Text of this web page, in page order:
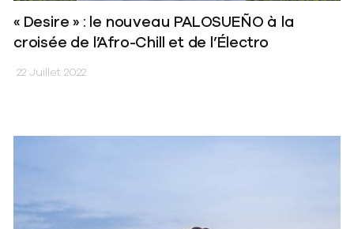
« Desire » : le nouveau PALOSUEÑO à la
croisée de l’Afro-Chill et de l’Électro
22 Juillet 2022